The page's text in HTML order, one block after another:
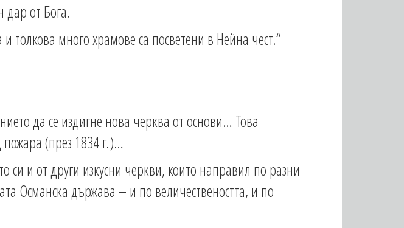
дар от Бога.
толкова много храмове са посветени в Нейна чест.“
да се издигне нова черква от основи… Това
пожара (през 1834 г.)…
си и от други изкусни черкви, които направил по разни
Османска държава – и по величествеността, и по